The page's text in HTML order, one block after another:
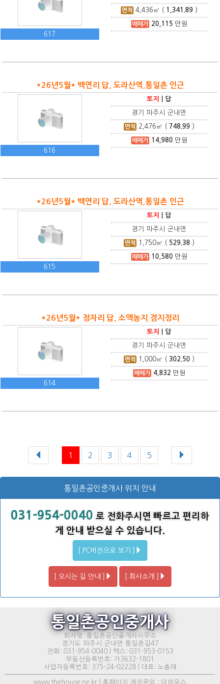
617
면적 4,436 ㎡ ( 1,341.89 )
매매가 20,115 만원
*26년5월* 백연리 답, 도라산역,통일촌 인근
616
토지 답
경기 파주시 군내면
면적 2,476 ㎡ ( 748.99 )
매매가 14,980만원
*26년5월* 백연리 답, 도라산역,통일촌 인근
615
토지 답
경기 파주시 군내면
면적 1,750㎡ ( 529.38 )
매매가 10,580만원
*26년5월* 정자리 답, 소액농지 경지정리
614
토지 답
경기 파주시 군내면
면적 1,000㎡ ( 302.50 )
매매가 4,832 만원
1 2 3 4 5
통일촌공인중개사 위치 안내
031-954-0040 로 전화주시면 빠르고 편리하
게 안내 받으실 수 있습니다.
[ PC버전으로 보기 ]
[ 오시는 길 안내 ] [ 회사소개 ]
통일촌공인중개사
회사명: 통일촌공인중개사사무소
경기도 파주시 군내면 통일촌길47
전화: 031-954-0040 | 팩스: 031-953-0153
부동산등록번호: 가3632-1801
사업자등록번호: 375-24-02228 | 대표: 노총래
www.thehouse.ne.kr | 홈페이지 제작문의 : 더하우스